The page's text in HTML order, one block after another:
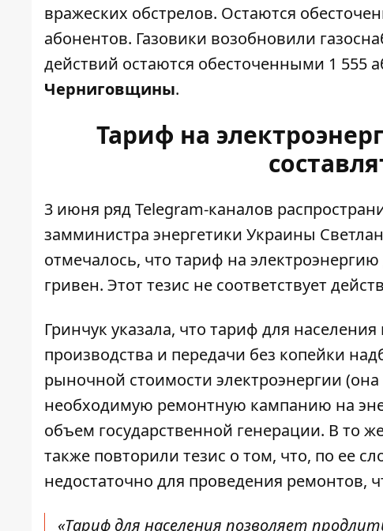
вражеских обстрелов. Остаются
абонентов. Газовики возобновили
действий остаются обесточенными 1 555
Черниговщины.
Тариф на
3 июня ряд Telegram-каналов
замминистра энергетики Украины
отмечалось, что тариф на электроэнергию
гривен. Этот тезис не соответствует
Гринчук указала, что тариф для
производства и передачи без копейки
рыночной стоимости электроэнергии (она
необходимую ремонтную кампанию на
объем государственной генерации. В то
также повторили тезис о том, что, по ее
недостаточно для проведения ремонтов,
«Тариф для населения позволяет